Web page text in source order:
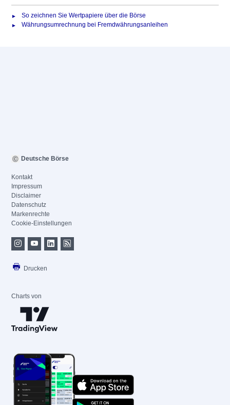
So zeichnen Sie Wertpapiere über die Börse
Währungsumrechnung bei Fremdwährungsanleihen
Deutsche Börse
Kontakt
Impressum
Disclaimer
Datenschutz
Markenrechte
Cookie-Einstellungen
Drucken
Charts von